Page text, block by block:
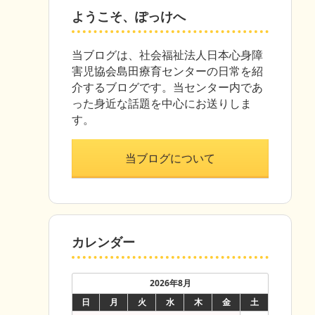
ようこそ、ぽっけへ
当ブログは、社会福祉法人日本心身障
害児協会島田療育センターの日常を紹
介するブログです。当センター内であ
った身近な話題を中心にお送りしま
す。
当ブログについて
カレンダー
2026年8月
日
月 火 水 木 金
土